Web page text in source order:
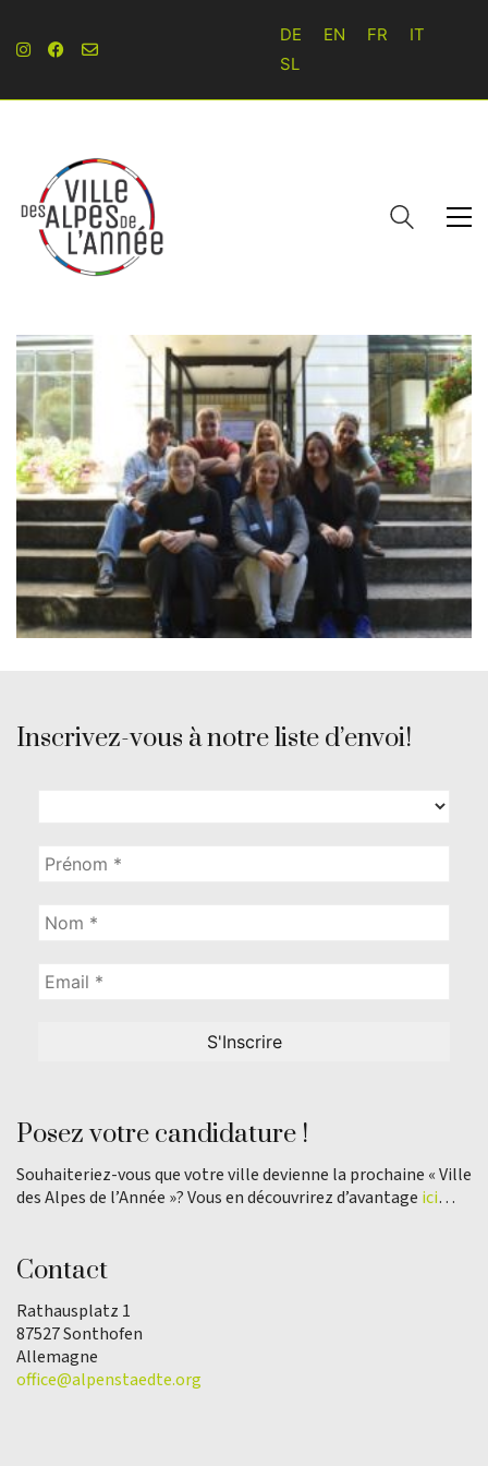
DE EN FR
IT
SL
Inscrivez-vous à notre liste d’envoi!
Posez votre candidature !
Souhaiteriez-vous que votre ville devienne la prochaine « Ville
des Alpes de l’Année »? Vous en découvrirez d’avantage ici…
Contact
Rathausplatz 1
87527 Sonthofen
Allemagne
office@alpenstaedte.org